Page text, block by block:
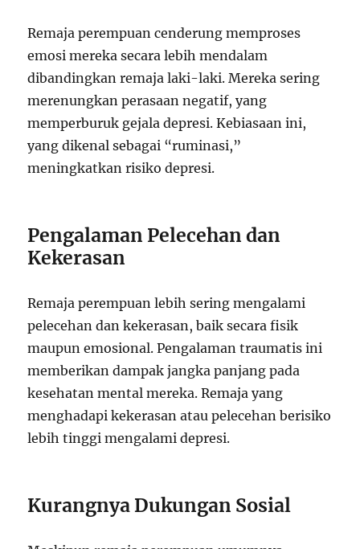
Remaja perempuan cenderung memproses
emosi mereka secara lebih mendalam
dibandingkan remaja laki-laki. Mereka sering
merenungkan perasaan negatif, yang
memperburuk gejala depresi. Kebiasaan ini,
yang dikenal sebagai “ruminasi,”
meningkatkan risiko depresi.
Pengalaman Pelecehan dan
Kekerasan
Remaja perempuan lebih sering mengalami
pelecehan dan kekerasan, baik secara fisik
maupun emosional. Pengalaman traumatis ini
memberikan dampak jangka panjang pada
kesehatan mental mereka. Remaja yang
menghadapi kekerasan atau pelecehan berisiko
lebih tinggi mengalami depresi.
Kurangnya Dukungan Sosial